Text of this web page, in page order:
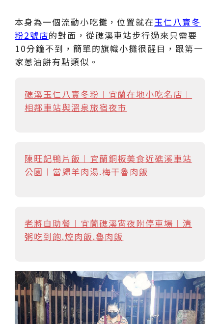
本身為一個流動小吃攤，位置就在玉仁八寶冬
粉2號店的對面，從礁溪車站步行過來只需要
10分鐘不到，簡單的旗幟小攤很醒目，跟第一
家蔥油餅有點類似。
礁溪玉仁八寶冬粉︱宜蘭在地小吃名店︱
相鄰車站與溫泉旅宿夜市
陳旺記鴨片飯︱宜蘭銅板美食近礁溪車站
公園︱當歸羊肉湯.梅干魯肉飯
老將自助餐︱宜蘭礁溪宵夜附停車場︱清
粥吃到飽.焢肉飯.魯肉飯